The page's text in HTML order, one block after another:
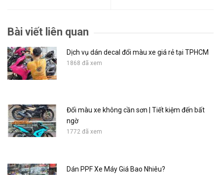
Bài viết liên quan
Dịch vụ dán decal đổi màu xe giá rẻ tại TPHCM
1868 đã xem
Đổi màu xe không cần sơn | Tiết kiệm đến bất
ngờ
1772 đã xem
Dán PPF Xe Máy Giá Bao Nhiêu?